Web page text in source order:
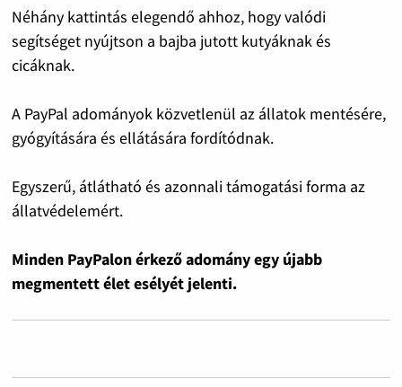
Néhány kattintás elegendő ahhoz, hogy valódi
segítséget nyújtson a bajba jutott kutyáknak és
cicáknak.
A PayPal adományok közvetlenül az állatok mentésére,
gyógyítására és ellátására fordítódnak.
Egyszerű, átlátható és azonnali támogatási forma az
állatvédelemért.
Minden PayPalon érkező adomány egy újabb
megmentett élet esélyét jelenti.